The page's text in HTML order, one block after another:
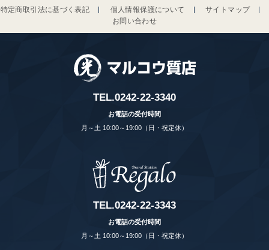
特定商取引法に基づく表記 個人情報保護について
サイトマップ
お問い合わせ
TEL.0242-22-3340
お電話の受付時間
月～土 10:00～19:00（日・祝定休）
TEL.0242-22-3343
お電話の受付時間
月～土 10:00～19:00（日・祝定休）